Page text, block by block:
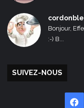
Bonjour,
:-) B...
SUIVEZ-NOUS